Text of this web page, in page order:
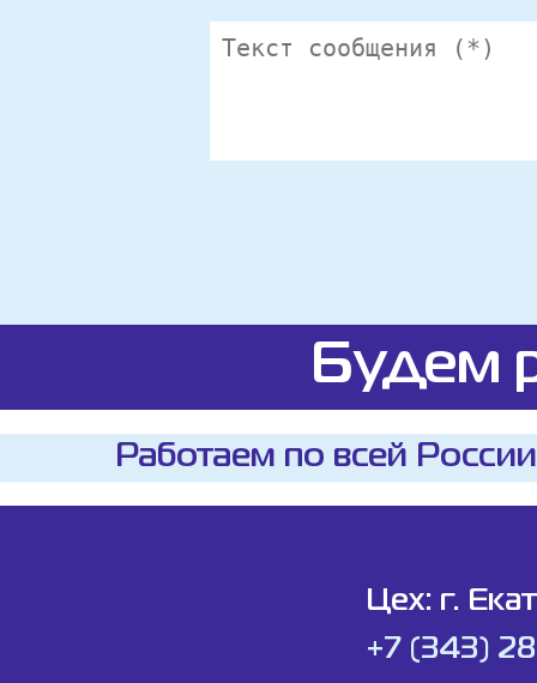
Будем
Работаем по всей
Цех: г.
+7 (343)